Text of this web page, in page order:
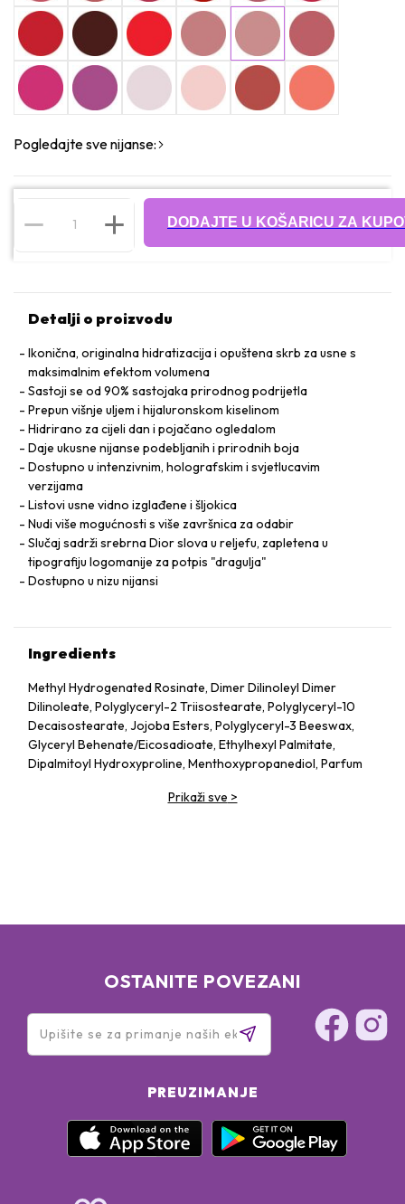
Pogledajte sve nijanse:
DODAJTE U KOŠARICU ZA
Detalji o proizvodu
Ikonična, originalna hidratizacija i opuštena skrb za usne s
maksimalnim efektom volumena
Sastoji se od 90% sastojaka prirodnog podrijetla
Prepun višnje uljem i hijaluronskom kiselinom
Hidrirano za cijeli dan i pojačano ogledalom
Daje ukusne nijanse podebljanih i prirodnih boja
Dostupno u intenzivnim, holografskim i svjetlucavim
verzijama
Listovi usne vidno izglađene i šljokica
Nudi više mogućnosti s više završnica za odabir
Slučaj sadrži srebrna Dior slova u reljefu, zapletena u
tipografiju logomanije za potpis "dragulja"
Dostupno u nizu nijansi
Ingredients
Methyl Hydrogenated Rosinate, Dimer Dilinoleyl Dimer
Dilinoleate, Polyglyceryl-2 Triisostearate, Polyglyceryl-10
Decaisostearate, Jojoba Esters, Polyglyceryl-3 Beeswax,
Glyceryl Behenate/​Eicosadioate, Ethylhexyl Palmitate,
Dipalmitoyl Hydroxyproline, Menthoxypropanediol, Parfum
Ethyl Vanillin, Tocopherol, Trihydroxystearin,
Prikaži sve >
OSTANITE POVEZANI
PREUZIMANJE